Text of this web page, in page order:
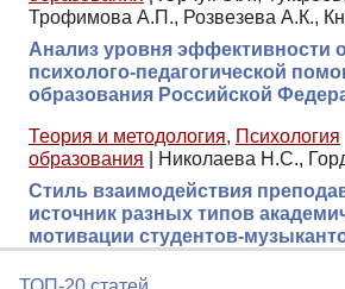
Трофимова А.П., Розвезева А.К.,
Анализ уровня эффективности
психолого-педагогической
образования Российской
Теория и методология, Психология
образования
Николаева Н.С.,
Стиль взаимодействия
источник разных типов
мотивации студентов-